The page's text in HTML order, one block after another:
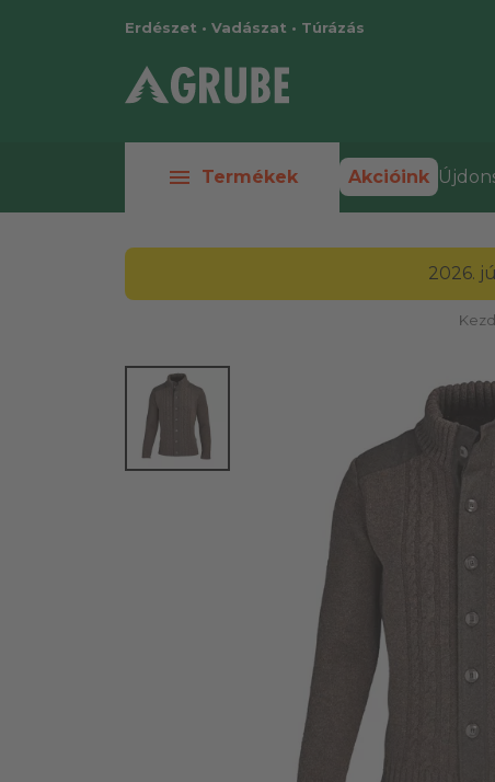
Erdészet • Vadászat • Túrázás
menu Termékek Akcióink
2026.